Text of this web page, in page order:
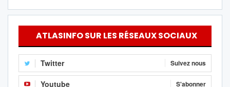
ATLASINFO SUR LES RÉSEAUX SOCIAUX
Twitter Suivez nous
Youtube S'abonner